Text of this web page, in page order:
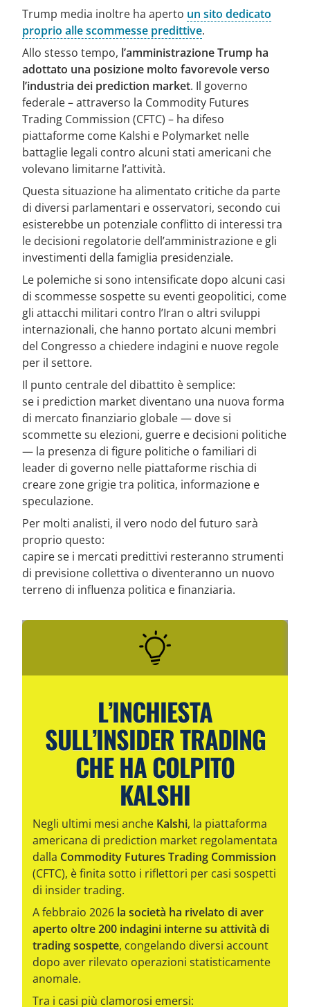
Trump media inoltre ha aperto un sito dedicato
proprio alle scommesse predittive.
Allo stesso tempo, l’amministrazione Trump ha
adottato una posizione molto favorevole verso
l’industria dei prediction market. Il governo
federale – attraverso la Commodity Futures
Trading Commission (CFTC) – ha difeso
piattaforme come Kalshi e Polymarket nelle
battaglie legali contro alcuni stati americani che
volevano limitarne l’attività.
Questa situazione ha alimentato critiche da parte
di diversi parlamentari e osservatori, secondo cui
esisterebbe un potenziale conflitto di interessi tra
le decisioni regolatorie dell’amministrazione e gli
investimenti della famiglia presidenziale.
Le polemiche si sono intensificate dopo alcuni casi
di scommesse sospette su eventi geopolitici, come
gli attacchi militari contro l’Iran o altri sviluppi
internazionali, che hanno portato alcuni membri
del Congresso a chiedere indagini e nuove regole
per il settore.
Il punto centrale del dibattito è semplice:
se i prediction market diventano una nuova forma
di mercato finanziario globale — dove si
scommette su elezioni, guerre e decisioni politiche
— la presenza di figure politiche o familiari di
leader di governo nelle piattaforme rischia di
creare zone grigie tra politica, informazione e
speculazione.
Per molti analisti, il vero nodo del futuro sarà
proprio questo:
capire se i mercati predittivi resteranno strumenti
di previsione collettiva o diventeranno un nuovo
terreno di influenza politica e finanziaria.
L’INCHIESTA
SULL’INSIDER TRADING
CHE HA COLPITO
KALSHI
Negli ultimi mesi anche Kalshi, la piattaforma
americana di prediction market regolamentata
dalla Commodity Futures Trading Commission
(CFTC), è finita sotto i riflettori per casi sospetti
di insider trading.
A febbraio 2026 la società ha rivelato di aver
aperto oltre 200 indagini interne su attività di
trading sospette, congelando diversi account
dopo aver rilevato operazioni statisticamente
anomale.
Tra i casi più clamorosi emersi: